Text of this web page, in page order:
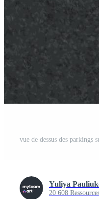
vue de dessus des
Yuliya
20 608